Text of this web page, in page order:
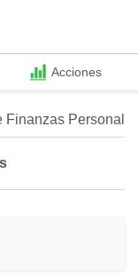
Acciones
Finanzas